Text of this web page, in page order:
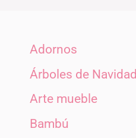
Adornos
Árboles de Navidad
Arte mueble
Bambú